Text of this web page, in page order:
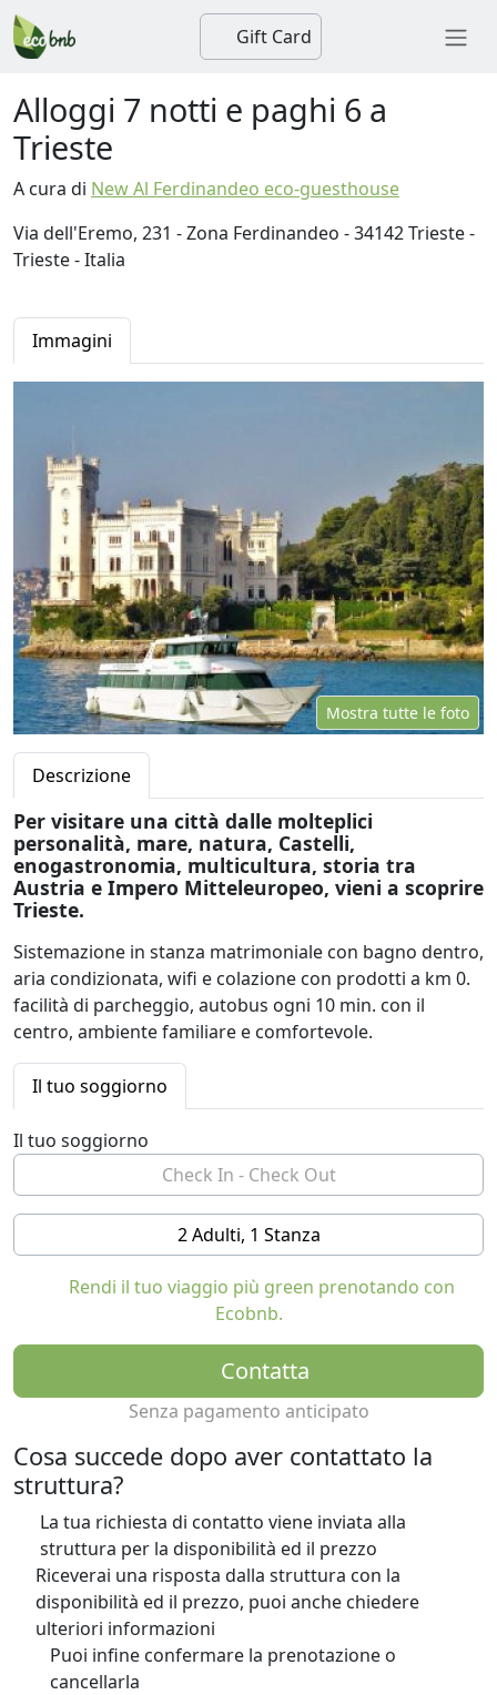
Gift Card
Alloggi 7 notti e paghi 6 a
Trieste
A cura di New Al Ferdinandeo eco-guesthouse
Via dell'Eremo, 231 - Zona Ferdinandeo - 34142 Trieste -
Trieste - Italia
Immagini
Mostra tutte le foto
Descrizione
Per visitare una città dalle molteplici
personalità, mare, natura, Castelli,
enogastronomia, multicultura, storia tra
Austria e Impero Mitteleuropeo, vieni a scoprire
Trieste.
Sistemazione in stanza matrimoniale con bagno dentro,
aria condizionata, wifi e colazione con prodotti a km 0.
facilità di parcheggio, autobus ogni 10 min. con il
centro, ambiente familiare e comfortevole.
Il tuo soggiorno
Il tuo soggiorno
2 Adulti, 1 Stanza
Rendi il tuo viaggio più green prenotando con
Ecobnb.
Contatta
Senza pagamento anticipato
Cosa succede dopo aver contattato la
struttura?
La tua richiesta di contatto viene inviata alla
struttura per la disponibilità ed il prezzo
Riceverai una risposta dalla struttura con la
disponibilità ed il prezzo, puoi anche chiedere
ulteriori informazioni
Puoi infine confermare la prenotazione o
cancellarla